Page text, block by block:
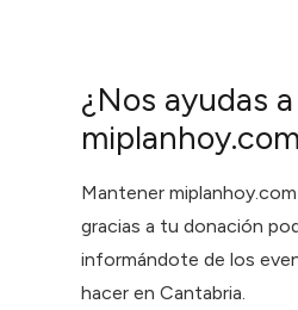
¿Nos ayudas
Mantener
gracias a tu donación
informándote de los
hacer en Cantabria.